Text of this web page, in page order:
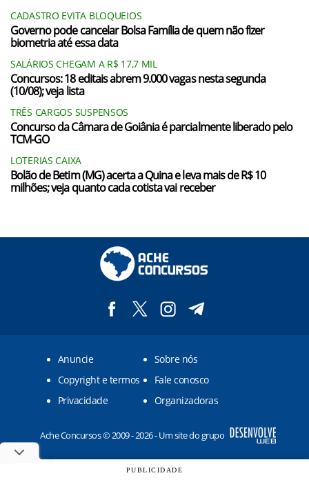
CADASTRO EVITA BLOQUEIOS
Governo pode cancelar Bolsa Família de quem não fizer
biometria até essa data
SALÁRIOS CHEGAM A R$ 17,7 MIL
Concursos: 18 editais abrem 9.000 vagas nesta segunda
(10/08); veja lista
TRÊS CARGOS SUSPENSOS
Concurso da Câmara de Goiânia é parcialmente liberado pelo
TCM-GO
LOTERIAS CAIXA
Bolão de Betim (MG) acerta a Quina e leva mais de R$ 10
milhões; veja quanto cada cotista vai receber
Anuncie
Sobre nós
Copyright e termos
Fale conosco
Privacidade
Organizadoras
Ache Concursos © 2009 - 2026 - Um site do grupo
PUBLICIDADE